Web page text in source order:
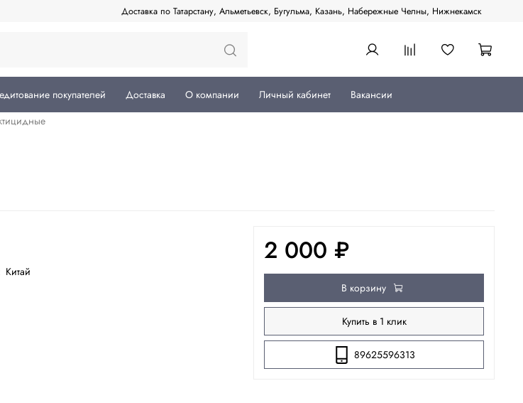
Доставка по Татарстану, Альметьевск, Бугульма, Казань, Набережные Челны, Нижнекамск
покупателей Доставка О компании Личный кабинет
Вакансии
Китай
2 000 ₽
В корзину
Купить в 1 клик
89625596313